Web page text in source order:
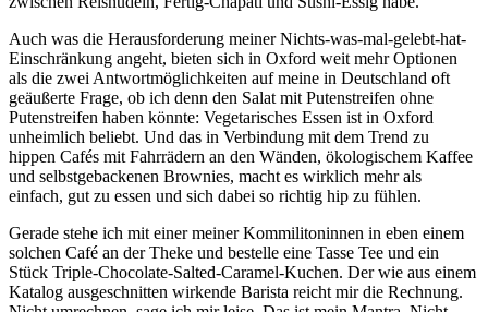
Auch was die Herausforderung meiner Nichts-was-mal-gelebt-hat-
Einschränkung angeht, bieten sich in Oxford weit mehr Optionen
als die zwei Antwortmöglichkeiten auf meine in Deutschland oft
geäußerte Frage, ob ich denn den Salat mit Putenstreifen ohne
Putenstreifen haben könnte: Vegetarisches Essen ist in Oxford
unheimlich beliebt. Und das in Verbindung mit dem Trend zu
hippen Cafés mit Fahrrädern an den Wänden, ökologischem Kaffee
und selbstgebackenen Brownies, macht es wirklich mehr als
einfach, gut zu essen und sich dabei so richtig hip zu fühlen.
Gerade stehe ich mit einer meiner Kommilitoninnen in eben einem
solchen Café an der Theke und bestelle eine Tasse Tee und ein
Stück Triple-Chocolate-Salted-Caramel-Kuchen. Der wie aus einem
Katalog ausgeschnitten wirkende Barista reicht mir die Rechnung.